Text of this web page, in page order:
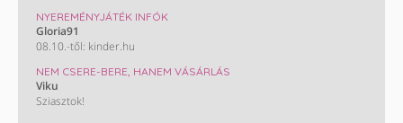
NYEREMÉNYJÁTÉK INFÓK
Gloria91
08.10.-től: kinder.hu
NEM CSERE-BERE, HANEM VÁSÁRLÁS
Viku
Sziasztok!